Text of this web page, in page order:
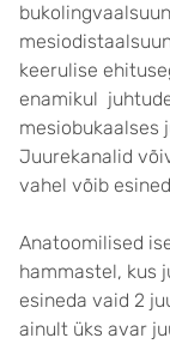
keerulise
enamikul
mesiobukaalses
Juurekanalid
vahel võib
Anatoomilised
hammastel, kus
esineda vaid 2
ainult üks avar